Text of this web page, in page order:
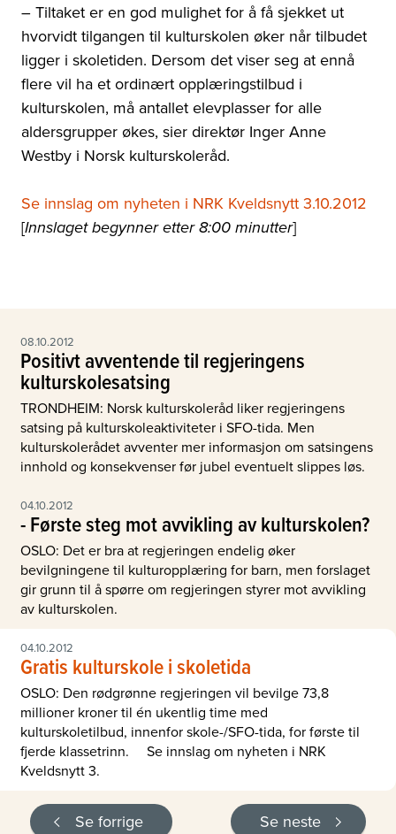
– Tiltaket er en god mulighet for å få sjekket ut
hvorvidt tilgangen til kulturskolen øker når tilbudet
ligger i skoletiden. Dersom det viser seg at ennå
flere vil ha et ordinært opplæringstilbud i
kulturskolen, må antallet elevplasser for alle
aldersgrupper økes, sier direktør Inger Anne
Westby i Norsk kulturskoleråd.
Se innslag om nyheten i NRK Kveldsnytt 3.10.2012
[Innslaget begynner etter 8:00 minutter]
08.10.2012
Positivt avventende til regjeringens
kulturskolesatsing
TRONDHEIM: Norsk kulturskoleråd liker regjeringens
satsing på kulturskoleaktiviteter i SFO-tida. Men
kulturskolerådet avventer mer informasjon om satsingens
innhold og konsekvenser før jubel eventuelt slippes løs.
04.10.2012
- Første steg mot avvikling av kulturskolen?
OSLO: Det er bra at regjeringen endelig øker
bevilgningene til kulturopplæring for barn, men forslaget
gir grunn til å spørre om regjeringen styrer mot avvikling
av kulturskolen.
04.10.2012
Gratis kulturskole i skoletida
OSLO: Den rødgrønne regjeringen vil bevilge 73,8
millioner kroner til én ukentlig time med
kulturskoletilbud, innenfor skole-/SFO-tida, for første til
fjerde klassetrinn. Se innslag om nyheten i NRK
Kveldsnytt 3.
Se forrige Se neste